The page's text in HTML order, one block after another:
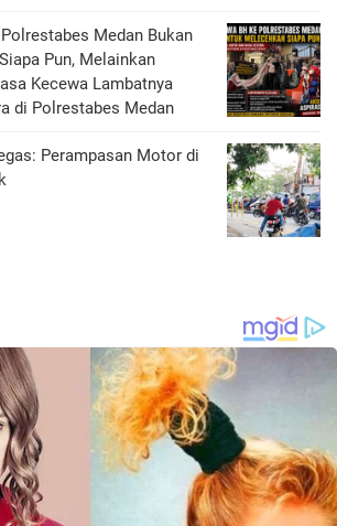
Medan Bukan
Pun, Melainkan
Kecewa Lambatnya
di Polrestabes Medan
Perampasan Motor di